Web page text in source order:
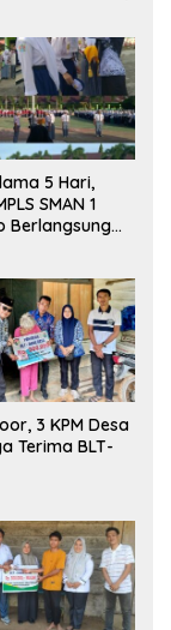
5 Hari,
SMAN 1
Berlangsung
3 KPM Desa
Terima BLT-